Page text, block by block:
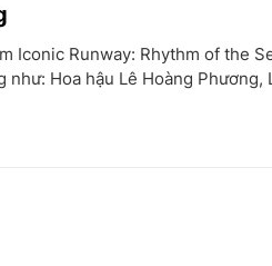
Iconic Runway: Rhythm of the
như: Hoa hậu Lê Hoàng Phương,